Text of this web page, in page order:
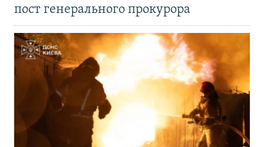
пост генерального прокурора